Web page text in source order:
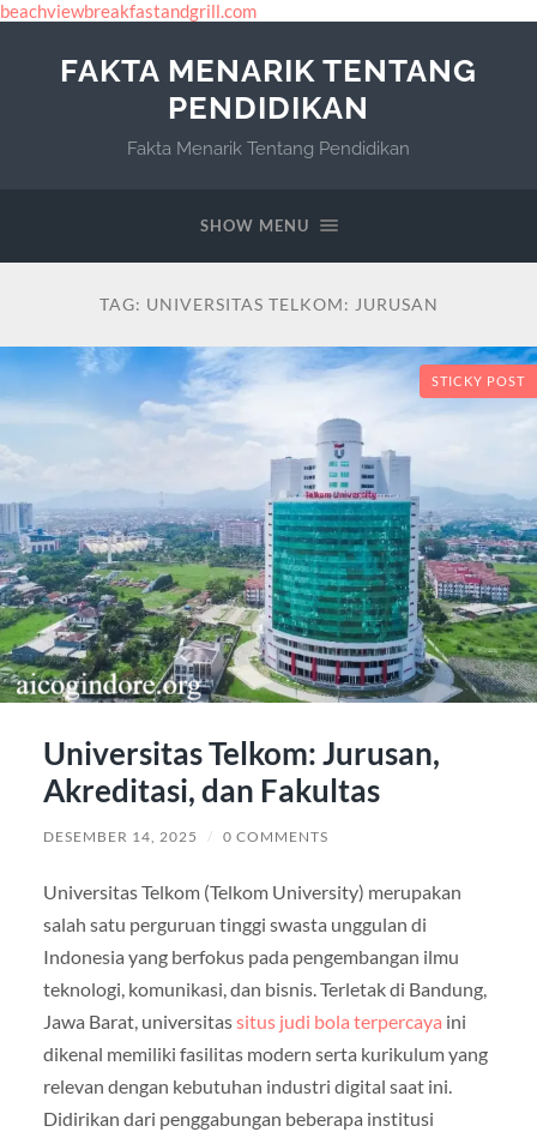
beachviewbreakfastandgrill.com
FAKTA MENARIK TENTANG
PENDIDIKAN
Fakta Menarik Tentang Pendidikan
SHOW MENU
TAG: UNIVERSITAS TELKOM: JURUSAN
STICKY POST
Universitas Telkom: Jurusan,
Akreditasi, dan Fakultas
DESEMBER 14, 2025 / 0 COMMENTS
Universitas Telkom (Telkom University) merupakan
salah satu perguruan tinggi swasta unggulan di
Indonesia yang berfokus pada pengembangan ilmu
teknologi, komunikasi, dan bisnis. Terletak di Bandung,
Jawa Barat, universitassitus judi bola terpercaya ini
dikenal memiliki fasilitas modern serta kurikulum yang
relevan dengan kebutuhan industri digital saat ini.
Didirikan dari penggabungan beberapa institusi